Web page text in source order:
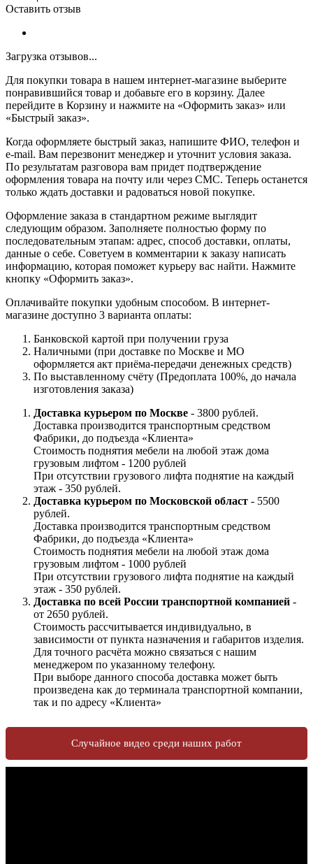
Оставить отзыв
Загрузка отзывов...
Для покупки товара в нашем интернет-магазине выберите
понравившийся товар и добавьте его в корзину. Далее
перейдите в Корзину и нажмите на «Оформить заказ» или
«Быстрый заказ».
Когда оформляете быстрый заказ, напишите ФИО, телефон и
e-mail. Вам перезвонит менеджер и уточнит условия заказа.
По результатам разговора вам придет подтверждение
оформления товара на почту или через СМС. Теперь останется
только ждать доставки и радоваться новой покупке.
Оформление заказа в стандартном режиме выглядит
следующим образом. Заполняете полностью форму по
последовательным этапам: адрес, способ доставки, оплаты,
данные о себе. Советуем в комментарии к заказу написать
информацию, которая поможет курьеру вас найти. Нажмите
кнопку «Оформить заказ».
Оплачивайте покупки удобным способом. В интернет-
магазине доступно 3 варианта оплаты:
Банковской картой при получении груза
Наличными (при доставке по Москве и МО
оформляется акт приёма-передачи денежных средств)
По выставленному счёту (Предоплата 100%, до начала
изготовления заказа)
Доставка курьером по Москве - 3800 рублей.
Доставка производится транспортным средством
Фабрики, до подъезда «Клиента»
Стоимость поднятия мебели на любой этаж дома
грузовым лифтом - 1200 рублей
При отсутствии грузового лифта поднятие на каждый
этаж - 350 рублей.
Доставка курьером по Московской област - 5500
рублей.
Доставка производится транспортным средством
Фабрики, до подъезда «Клиента»
Стоимость поднятия мебели на любой этаж дома
грузовым лифтом - 1000 рублей
При отсутствии грузового лифта поднятие на каждый
этаж - 350 рублей.
Доставка по всей России транспортной компанией -
от 2650 рублей.
Стоимость рассчитывается индивидуально, в
зависимости от пункта назначения и габаритов изделия.
Для точного расчёта можно связаться с нашим
менеджером по указанному телефону.
При выборе данного способа доставка может быть
произведена как до терминала транспортной компании,
так и по адресу «Клиента»
Случайное видео среди наших работ